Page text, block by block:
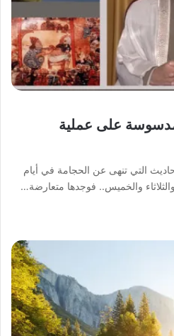
على عملية
التي تنهى عن الحجامة في أيام
والخميس.. فوجدها متعارضة…